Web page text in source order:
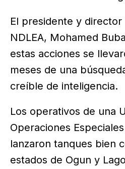
El presidente y
NDLEA, Mohamed
estas acciones se
meses de una
creíble de inteligencia.
Los operativos de una
Operaciones
lanzaron tanques bien
estados de Ogun y